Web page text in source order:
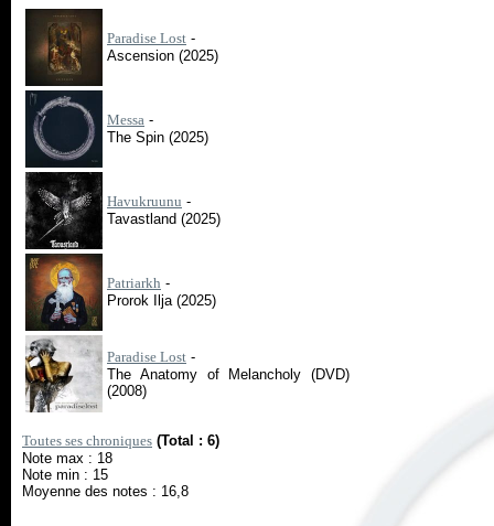
Paradise Lost -
Ascension (2025)
Messa -
The Spin (2025)
Havukruunu -
Tavastland (2025)
Patriarkh -
Prorok Ilja (2025)
Paradise Lost -
The Anatomy of Melancholy (DVD)
(2008)
Toutes ses chroniques (Total : 6)
Note max : 18
Note min : 15
Moyenne des notes : 16,8